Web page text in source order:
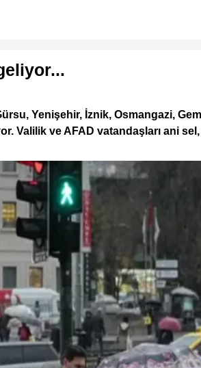
Yenişehir, İznik, Osmangazi,
ve AFAD vatandaşları ani sel,